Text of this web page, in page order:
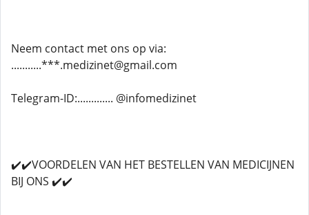
Neem contact met ons op via:
...........***.medizinet@gmail.com
Telegram-ID:............. @infomedizinet
✔️✔️VOORDELEN VAN HET BESTELLEN VAN MEDICIJNEN
BIJ ONS ✔️✔️